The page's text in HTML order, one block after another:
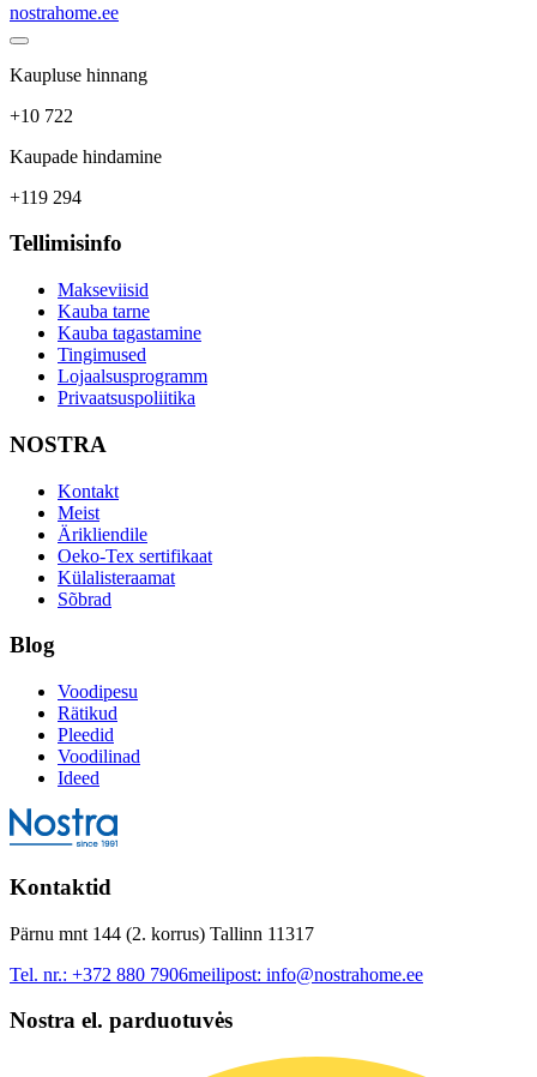
nostrahome.ee
Kaupluse hinnang
+10 722
Kaupade hindamine
+119 294
Tellimisinfo
Makseviisid
Kauba tarne
Kauba tagastamine
Tingimused
Lojaalsusprogramm
Privaatsuspoliitika
NOSTRA
Kontakt
Meist
Ärikliendile
Oeko-Tex sertifikaat
Külalisteraamat
Sõbrad
Blog
Voodipesu
Rätikud
Pleedid
Voodilinad
Ideed
Kontaktid
Pärnu mnt 144 (2. korrus) Tallinn 11317
Tel. nr.: +372 880 7906meilipost: info@nostrahome.ee
Nostra el. parduotuvės